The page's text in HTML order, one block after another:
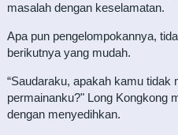
masalah dengan keselamatan.
Apa pun pengelompokannya,
berikutnya yang mudah.
“Saudaraku, apakah kamu tidak
permainanku?" Long Kongkong
dengan menyedihkan.